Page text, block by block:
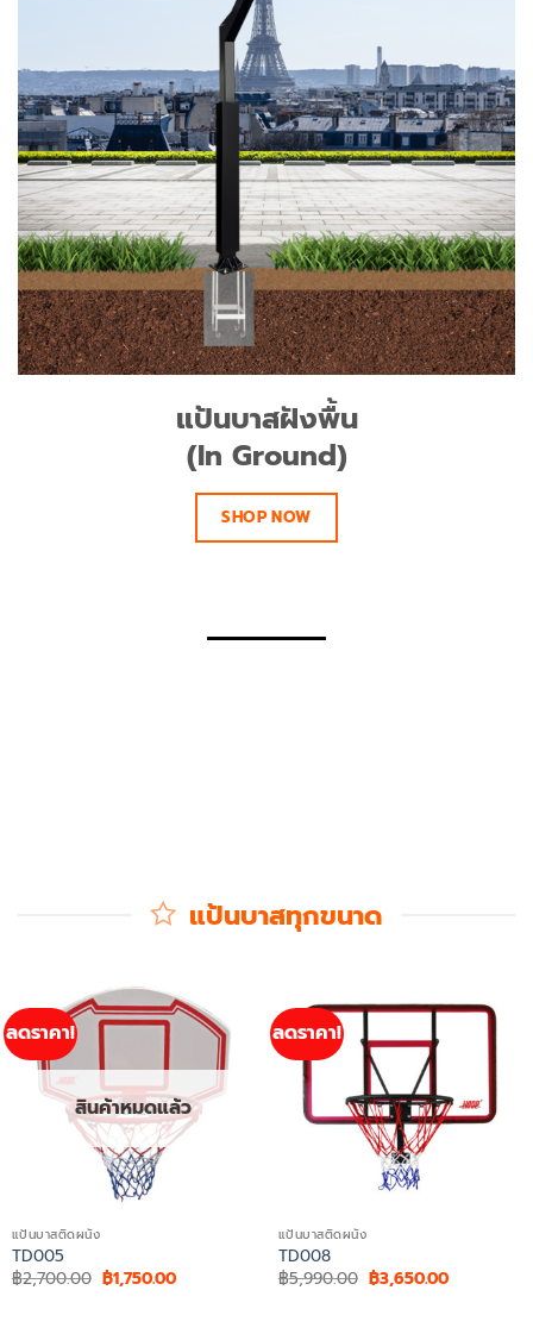
แป้นบาสฝังพื้น
(In Ground)
SHOP NOW
แป้นบาสทุกขนาด
ลดราคา!
สินค้าหมดแล้ว
แป้นบาสติดผนัง
TD005
฿2,700.00 Original
price
฿1,750.00Current
price
ลดราคา!
แป้นบาสติดผนัง
TD008
฿5,990.00 Original
price
฿3,650.00Current
price